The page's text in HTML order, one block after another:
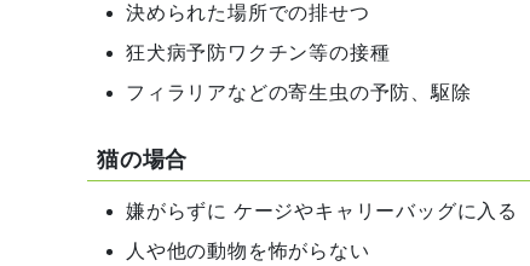
決められた場所での排せつ
狂犬病予防ワクチン等の接種
フィラリアなどの寄生虫の予防、駆除
猫の場合
嫌がらずに ケージやキャリーバッグに入る
人や他の動物を怖がらない